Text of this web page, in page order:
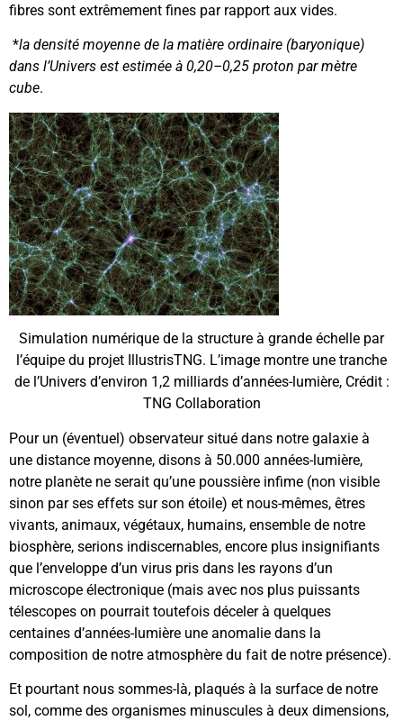
fibres sont extrêmement fines par rapport aux vides.
*la densité moyenne de la matière ordinaire (baryonique)
dans l’Univers est estimée à 0,20–0,25 proton par mètre
cube.
Simulation numérique de la structure à grande échelle par
l’équipe du projet IllustrisTNG. L’image montre une tranche
de l’Univers d’environ 1,2 milliards d’années-lumière, Crédit :
TNG Collaboration
Pour un (éventuel) observateur situé dans notre galaxie à
une distance moyenne, disons à 50.000 années-lumière,
notre planète ne serait qu’une poussière infime (non visible
sinon par ses effets sur son étoile) et nous-mêmes, êtres
vivants, animaux, végétaux, humains, ensemble de notre
biosphère, serions indiscernables, encore plus insignifiants
que l’enveloppe d’un virus pris dans les rayons d’un
microscope électronique (mais avec nos plus puissants
télescopes on pourrait toutefois déceler à quelques
centaines d’années-lumière une anomalie dans la
composition de notre atmosphère du fait de notre présence).
Et pourtant nous sommes-là, plaqués à la surface de notre
sol, comme des organismes minuscules à deux dimensions,